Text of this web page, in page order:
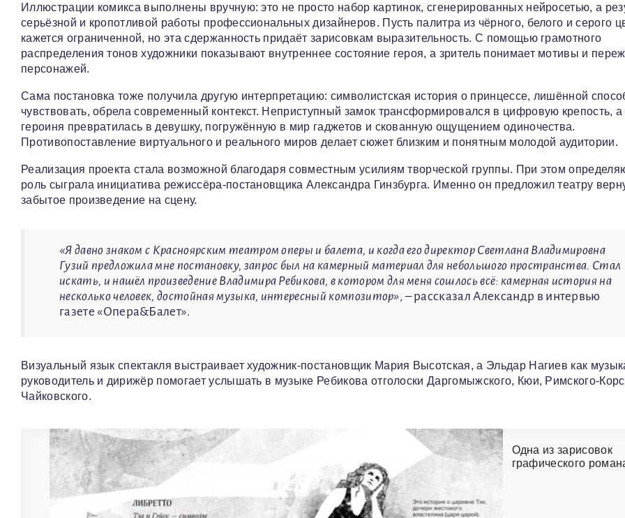
Иллюстрации комикса выполнены вручную: это не просто набор картинок, сгенерированных нейросетью, а
серьёзной и кропотливой работы профессиональных дизайнеров. Пусть палитра из чёрного, белого и серого
кажется ограниченной, но эта сдержанность придаёт зарисовкам выразительность. С помощью грамотного
распределения тонов художники показывают внутреннее состояние героя, а зритель понимает мотивы и
персонажей.
Сама постановка тоже получила другую интерпретацию: символистская история о принцессе, лишённой
чувствовать, обрела современный контекст. Неприступный замок трансформировался в цифровую крепость,
героиня превратилась в девушку, погружённую в мир гаджетов и скованную ощущением одиночества.
Противопоставление виртуального и реального миров делает сюжет близким и понятным молодой аудитории.
Реализация проекта стала возможной благодаря совместным усилиям творческой группы. При этом
роль сыграла инициатива режиссёра-постановщика Александра Гинзбурга. Именно он предложил театру
забытое произведение на сцену.
«Я давно знаком с Красноярским театром оперы и балета, и когда его директор Светлана Владимировна
Гузий предложила мне постановку, запрос был на камерный материал для небольшого пространства. Стал
искать, и нашёл произведение Владимира Ребикова, в котором для меня сошлось всё: камерная история на
несколько человек, достойная музыка, интересный композитор», – рассказал Александр в интервью
газете «Опера&Балет».
Визуальный язык спектакля выстраивает художник-постановщик Мария Высотская, а Эльдар Нагиев как
руководитель и дирижёр помогает услышать в музыке Ребикова отголоски Даргомыжского, Кюи,
Чайковского.
Одна из зарисовок
графического